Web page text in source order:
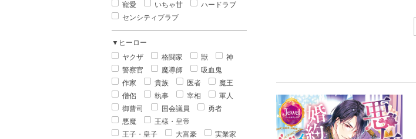
寵愛
いちゃ甘
ハードラブ
センシティブラブ
▼ヒーロー
ヤクザ
格闘家 獣
神
警察官
魔導師
吸血鬼
作家
貴族 医者
魔王
僧侶
執事 宰相
軍人
御曹司
国会議員
勇者
悪魔
王様・皇帝
王子・皇子
大富豪
実業家